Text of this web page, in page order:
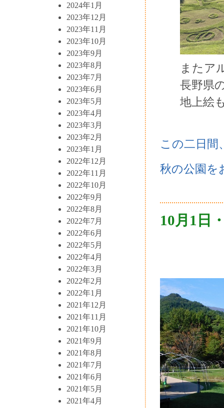
2024年1月
2023年12月
2023年11月
2023年10月
2023年9月
2023年8月
2023年7月
2023年6月
2023年5月
2023年4月
2023年3月
2023年2月
2023年1月
2022年12月
2022年11月
2022年10月
2022年9月
2022年8月
2022年7月
2022年6月
2022年5月
2022年4月
2022年3月
2022年2月
2022年1月
2021年12月
2021年11月
2021年10月
2021年9月
2021年8月
2021年7月
2021年6月
2021年5月
2021年4月
またア
長野県
地上絵
この二日間
秋の公園を
10月1日